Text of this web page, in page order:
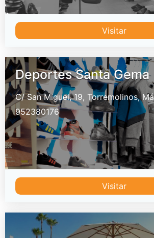
Visitar
Deportes Santa Gema
C/ San Miguel, 19, Torremolinos,
952380176
Visitar